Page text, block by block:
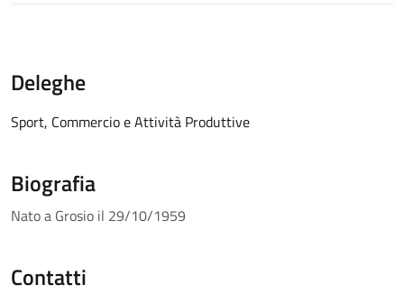
Deleghe
Sport, Commercio e Attività Produttive
Biografia
Nato a Grosio il 29/10/1959
Contatti